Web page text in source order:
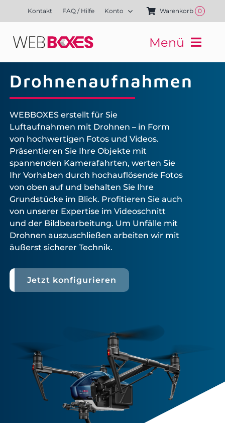
Kontakt FAQ / Hilfe Konto Warenkorb 0
Menü
Websites
Mediengestaltung
Kampagnen
Referenzen
Finanzierung
Media-Shop
Drohnenaufnahmen
WEBBOXES erstellt für Sie
Luftaufnahmen mit Drohnen – in Form
von hochwertigen Fotos und Videos.
Präsentieren Sie Ihre Objekte mit
spannenden Kamerafahrten, werten Sie
Ihr Vorhaben durch hochauflösende Fotos
von oben auf und behalten Sie Ihre
Grundstücke im Blick. Profitieren Sie auch
von unserer Expertise im Videoschnitt
und der Bildbearbeitung. Um Unfälle mit
Drohnen auszuschließen arbeiten wir mit
äußerst sicherer Technik.
Jetzt konfigurieren